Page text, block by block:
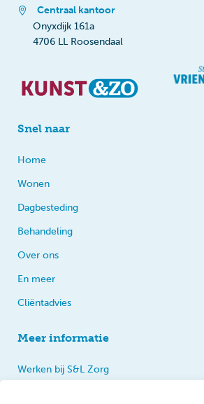
Centraal kantoor
Onyxdijk 161a
4706 LL Roosendaal
Snel naar
Home
Wonen
Dagbesteding
Behandeling
Over ons
En meer
Cliëntadvies
Meer informatie
Werken bij S&L Zorg